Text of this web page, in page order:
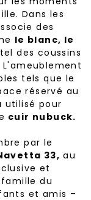
Dans les
des
le blanc, le
des coussins
tels que le
réservé au
utilisé pour
cuir nubuck.
par le
33, au
et
du
et amis –